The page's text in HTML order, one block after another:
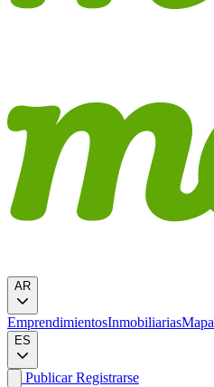
AR
EmprendimientosInmobiliariasMapa
ES
PublicarRegistrarse